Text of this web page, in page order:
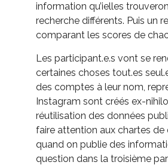
information qu’ielles
recherche différents. Puis un
comparant les scores de
Les participant.e.s vont se
certaines choses tout.es
des comptes à leur nom,
Instagram sont créés ex-
réutilisation des données
faire attention aux chartes
quand on publie des
question dans la troisième